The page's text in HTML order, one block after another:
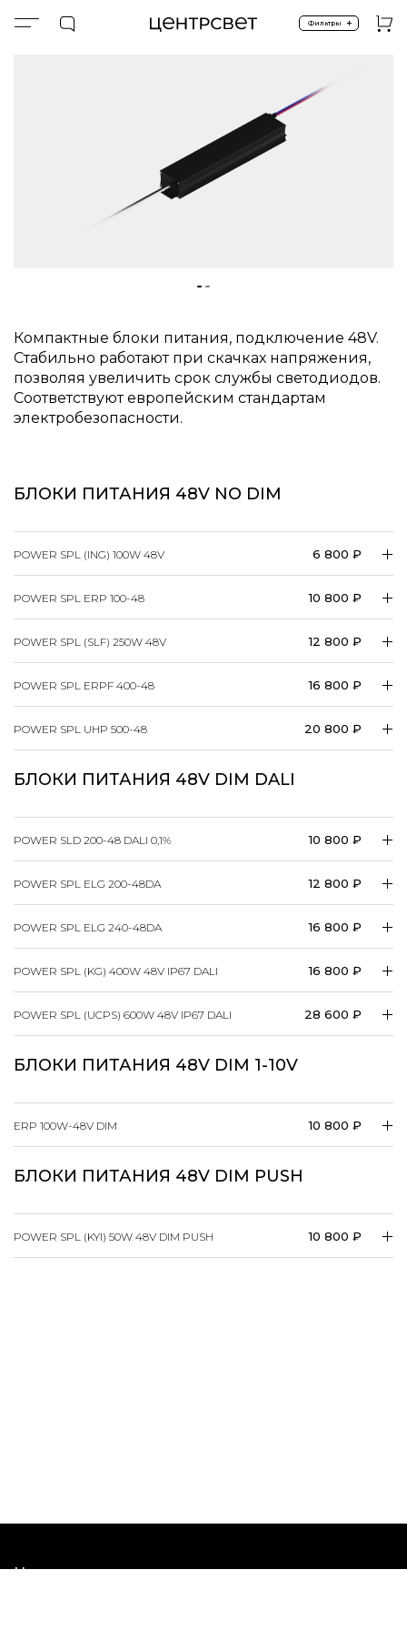
Фильтры +
Компактные блоки питания, подключение 48V.
Стабильно работают при скачках напряжения,
позволяя увеличить срок службы светодиодов.
Соответствуют европейским стандартам
электробезопасности.
БЛОКИ ПИТАНИЯ 48V NO DIM
POWER SPL (ING) 100W 48V 6 800 ₽
POWER SPL ERP 100-48 10 800 ₽
POWER SPL (SLF) 250W 48V 12 800 ₽
POWER SPL ERPF 400-48 16 800 ₽
POWER SPL UHP 500-48 20 800 ₽
БЛОКИ ПИТАНИЯ 48V DIM DALI
POWER SLD 200-48 DALI 0,1% 10 800 ₽
POWER SPL ELG 200-48DA 12 800 ₽
POWER SPL ELG 240-48DA 16 800 ₽
POWER SPL (KG) 400W 48V IP67 DALI 16 800 ₽
POWER SPL (UCPS) 600W 48V IP67 DALI 28 600 ₽
БЛОКИ ПИТАНИЯ 48V DIM 1-10V
ERP 100W-48V DIM 10 800 ₽
БЛОКИ ПИТАНИЯ 48V DIM PUSH
POWER SPL (KYI) 50W 48V DIM PUSH 10 800 ₽
Наши шоурумы